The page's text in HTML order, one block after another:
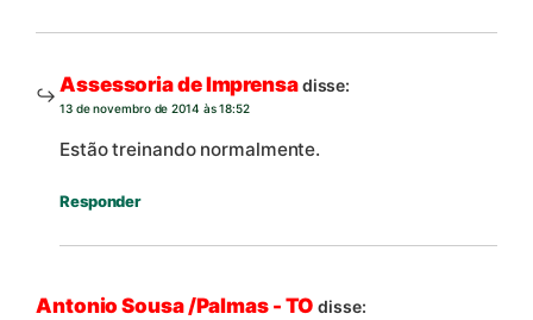
Assessoria de Imprensadisse:
13 de novembro de 2014 às 18:52
Estão treinando normalmente.
Responder
Antonio Sousa /Palmas - TO disse: